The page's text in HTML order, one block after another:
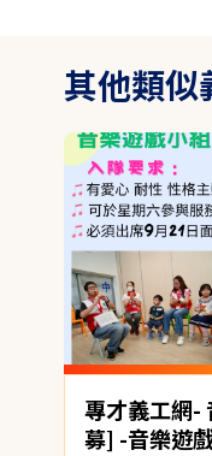
其他類似
專才義工網-
募] -音樂遊